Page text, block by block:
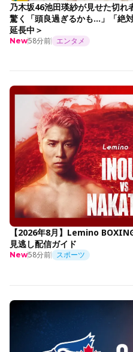
乃木坂46池田瑛紗が見せた切
驚く「頭良過ぎるかも…」「絶
延長中＞
New58分前 エンタメ
【2026年8月】Lemino
見逃し配信ガイド
New58分前 スポーツ